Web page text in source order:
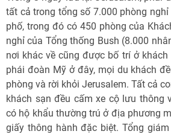
tất cả trong tổng số 7.000 phòng
phố, trong đó có 450 phòng của
nghỉ của Tổng thống Bush (8.000
nơi khác về cũng được bố trí ở
phái đoàn Mỹ ở đây, mọi du khách
phòng và rời khỏi Jerusalem. Tất cả
khách sạn đều cấm xe cộ lưu thông
có hộ khẩu thường trú ở địa phương
giấy thông hành đặc biệt. Tổng